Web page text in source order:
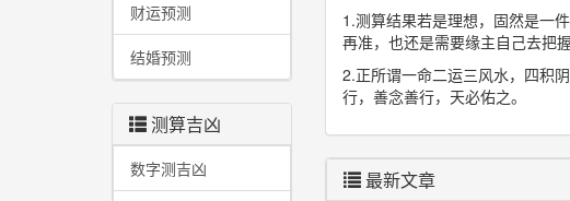
财运预测
结婚预测
测算吉凶
数字测吉凶
1.测算结果若是理想，固然是一
再准，也还是需要缘主自己去把
2.正所谓一命二运三风水，四积
行，善念善行，天必佑之。
最新文章